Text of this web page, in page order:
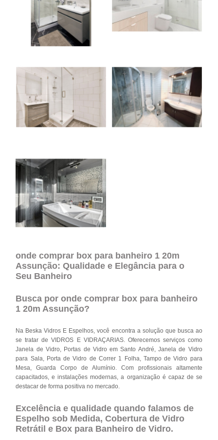
onde comprar box para banheiro 1 20m
Assunção: Qualidade e Elegância para o
Seu Banheiro
Busca por onde comprar box para banheiro
1 20m Assunção?
Na Beska Vidros E Espelhos, você encontra a solução que busca ao
se tratar de VIDROS E VIDRAÇARIAS. Oferecemos serviços como
Janela de Vidro, Portas de Vidro em Santo André, Janela de Vidro
para Sala, Porta de Vidro de Correr 1 Folha, Tampo de Vidro para
Mesa, Guarda Corpo de Alumínio. Com profissionais altamente
capacitados, e instalações modernas, a organização é capaz de se
destacar de forma positiva no mercado.
Excelência e qualidade quando falamos de
Espelho sob Medida, Cobertura de Vidro
Retrátil e Box para Banheiro de Vidro.